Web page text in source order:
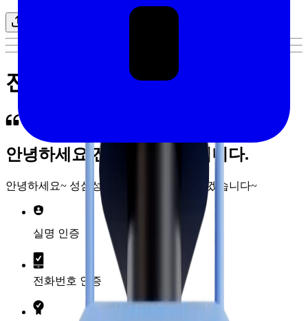
전세이님의 전문가 프로필
안녕하세요 전세이 전문가입니다.
안녕하세요~ 성심성의껏 질문에 답해드리겠습니다~
실명 인증
전화번호 인증